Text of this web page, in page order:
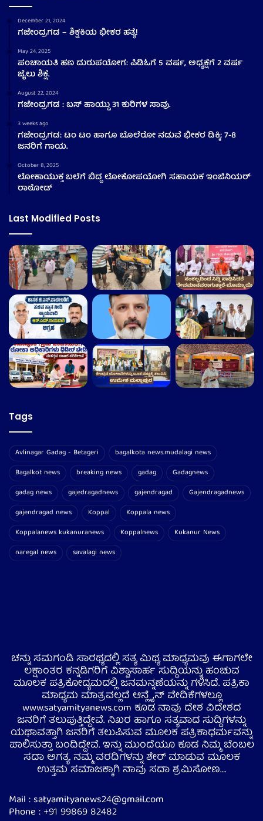
December 21, 2024
ಗಜೇಂದ್ರಗಡ – ಶಿಕ್ಷಕಿಯ ಭೀಕರ ಹತ್ಯೆ!
May 24, 2025
ಪಂಚಾಯತಿ ಹಣ ದುರುಪಯೋಗ: ಪಿಡಿಓಗೆ 5 ವರ್ಷ, ಅಧ್ಯಕ್ಷೆಗೆ 2 ವರ್ಷ
ಜೈಲು ಶಿಕ್ಷೆ.
August 22, 2024
ಗಜೇಂದ್ರಗಡ : ಬಸ್ ಹಾಯ್ದು 31 ಕುರಿಗಳ ಸಾವು.
3 weeks ago
ಗಜೇಂದ್ರಗಡ: ಟಂ ಟಂ ಹಾಗೂ ಬೊಲೆರೋ ನಡುವೆ ಭೀಕರ ಡಿಕ್ಕಿ; 7-8
ಜನರಿಗೆ ಗಾಯ.
October 8, 2025
ಲೋಕಾಯುಕ್ತ ಬಲೆಗೆ ಬಿದ್ದ ಲೋಕೋಪಯೋಗಿ ಸಹಾಯಕ ಇಂಜಿನಿಯರ್
ರಾಠೋಡ್
Last Modified Posts
Tags
Avlinagar Gadag - Betageri
bagalkota news.mudalagi news
Bagalkot news
breaking news gadag
Gadagnews
gadag news
gajedragadnews gajendragad
Gajendragadnews
gajendragad news
Koppal
Koppala news
Koppalanews kukanuranews
Koppalnews
Kukanur News
naregal news
savalagi news
ಚನ್ನು ಸಮಗಂಡಿ ಸಾರಥ್ಯದಲ್ಲಿ ಸತ್ಯ ಮಿಥ್ಯ ಮಾಧ್ಯಮವು ಈಗಾಗಲೇ
ಲಕ್ಷಾಂತರ ಕನ್ನಡಿಗರಿಗೆ ವಿಶ್ವಾಸಾರ್ಹ ಸುದ್ದಿಯನ್ನು ಹಂಚುವ
ಮೂಲಕ ಪತ್ರಿಕೋದ್ಯಮದಲ್ಲಿ ಜನಮನ್ನಣೆಯನ್ನು ಗಳಿಸಿದೆ. ಪತ್ರಿಕಾ
ಮಾಧ್ಯಮ ಮಾತ್ರವಲ್ಲದೆ ಆನ್ಲೈನ್ ವೇದಿಕೆಗಳಲ್ಲೂ
www.satyamityanews.com ಕೂಡ ನಾವು ದೇಶ ವಿದೇಶದ
ಜನರಿಗೆ ತಲುಪುತ್ತಿದ್ದೇವೆ. ನಿಖರ ಹಾಗೂ ಸತ್ಯವಾದ ಸುದ್ದಿಗಳನ್ನು
ಯಥಾವತ್ತಾಗಿ ಜನರಿಗೆ ತಲುಪಿಸುವ ಮೂಲಕ ಪತ್ರಿಕಾಧರ್ಮವನ್ನು
ಪಾಲಿಸುತ್ತಾ ಬಂದಿದ್ದೇವೆ. ಇನ್ನು ಮುಂದೆಯೂ ಕೂಡ ನಿಮ್ಮ ಬೆಂಬಲ
ಸದಾ ಅಗತ್ಯ. ನಮ್ಮ ವರದಿಗಳನ್ನು ಶೇರ್ ಮಾಡುವ ಮೂಲಕ
ಉತ್ತಮ ಸಮಾಜಕ್ಕಾಗಿ ನಾವು ಸದಾ ಶ್ರಮಿಸೋಣ….
Mail : satyamityanews24@gmail.com
Phone : +91 99869 82482